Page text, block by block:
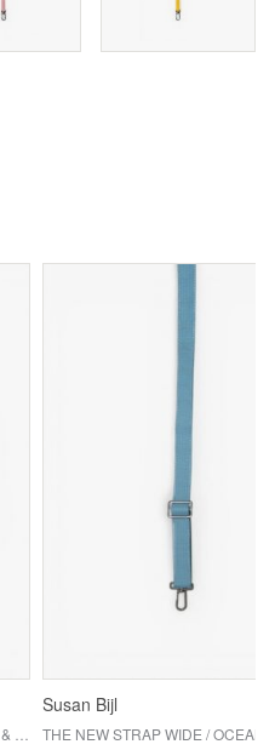
Susan Bijl
THE NEW STRAP WIDE / OCEAN